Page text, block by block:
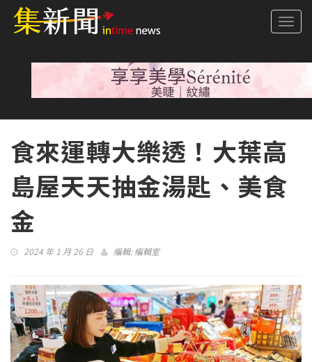
食來運轉大樂透！大葉高
島屋天天抽金湯匙、美食
金
2024 年 1 月 26 日 編輯:編輯室